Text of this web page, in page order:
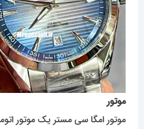
موتور
موتور امگا سی مستر یک موتور